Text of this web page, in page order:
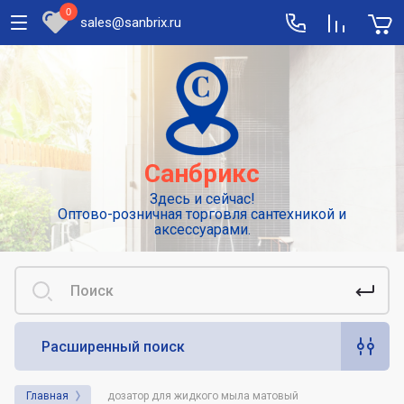
Полезная информация
Сушилки для рук
Высокоскоростные погружные сушилки
для рук
Смесители: виды и особенности
выбора
Сенсорные или автоматические
смесители
Диспенсеры для туалетной бумаги
sales@sanbrix.ru
0
Санбрикс
Здесь и сейчас!
Оптово-розничная торговля сантехникой и
аксессуарами.
Расширенный поиск
Главная дозатор для жидкого мыла матовый